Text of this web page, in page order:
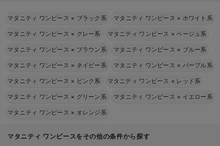
マタニティ ワンピース × ブラック系 マタニティ ワンピース × ホワイト系
マタニティ ワンピース × グレー系 マタニティ ワンピース ×ベージュ系
マタニティ ワンピース × ブラウン系 マタニティ ワンピース × ブルー系
マタニティ ワンピース × ネイビー系 マタニティ ワンピース × パープル系
マタニティ ワンピース × ピンク系 マタニティ ワンピース × レッド系
マタニティ ワンピース × グリーン系 マタニティ ワンピース × イエロー系
マタニティ ワンピース × オレンジ系
マタニティ ワンピースをその他の条件から探す